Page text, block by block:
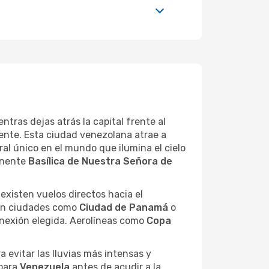
dejas atrás la capital frente al
Esta ciudad venezolana atrae a
único en el mundo que ilumina el cielo
Basílica de Nuestra Señora de
vuelos directos hacia el
ciudades como Ciudad de Panamá o
elegida. Aerolíneas como Copa
evitar las lluvias más intensas y